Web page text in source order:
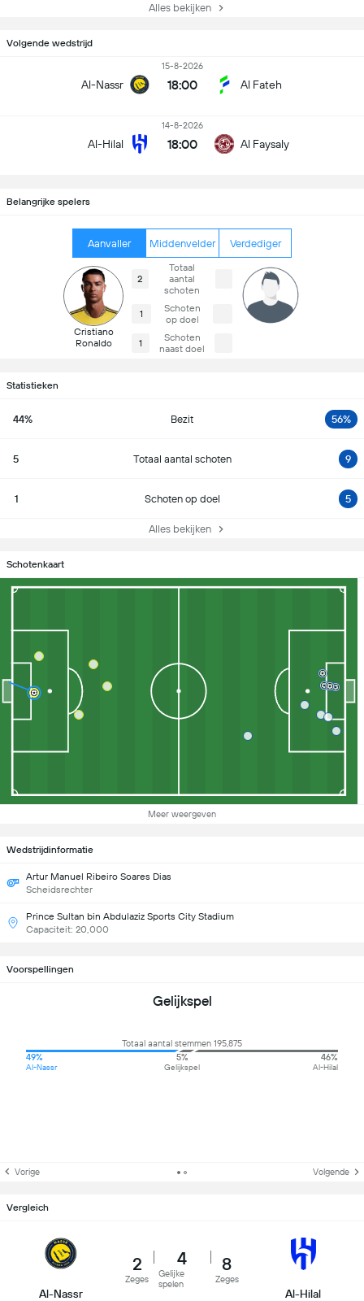
Alles bekijken
Volgende wedstrijd
Al-Nassr
15-8-2026
18:00 Al Fateh
Al-Hilal
14-8-2026
18:00 Al Faysaly
Belangrijke spelers
Aanvaller Middenvelder Verdediger
Cristiano
Ronaldo
2
Totaal
aantal
schoten
1
Schoten
op doel
1
Schoten
naast doel
Statistieken
44% Bezit 56%
5 Totaal aantal schoten 9
1 Schoten op doel 5
Alles bekijken
Schotenkaart
Meer weergeven
Wedstrijdinformatie
Artur Manuel Ribeiro Soares Dias
Scheidsrechter
Prince Sultan bin Abdulaziz Sports City Stadium
Capaciteit: 20,000
Voorspellingen
Gelijkspel
Totaal aantal stemmen 195,875
49%
Al-Nassr
5%
Gelijkspel
46%
Al-Hilal
Vorige Volgende
Vergleich
Al-Nassr
2
Zeges
4
Gelijke
spelen
8
Zeges
Al-Hilal